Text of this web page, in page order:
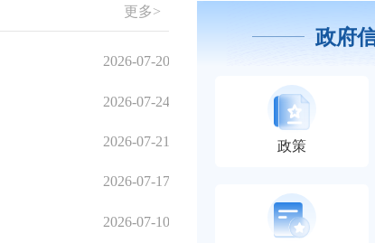
更多>
2026-07-20
2026-07-24
2026-07-21
2026-07-17
2026-07-10
一图读懂 | 进一步加强困境儿
《进一步加强困境儿童福利
一图了解 | 福建老龄工作2026
政府
政策